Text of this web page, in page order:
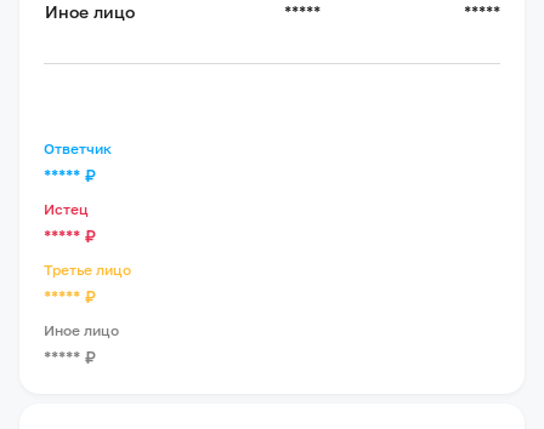
Иное лицо ***** *****
Ответчик
***** ₽
Истец
***** ₽
Третье лицо
***** ₽
Иное лицо
***** ₽